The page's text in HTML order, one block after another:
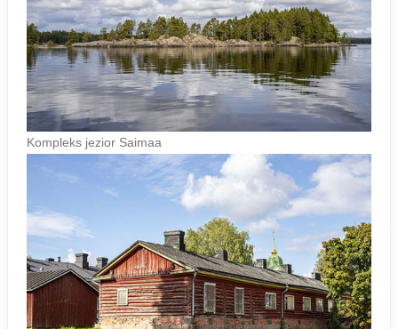
Kompleks jezior Saimaa